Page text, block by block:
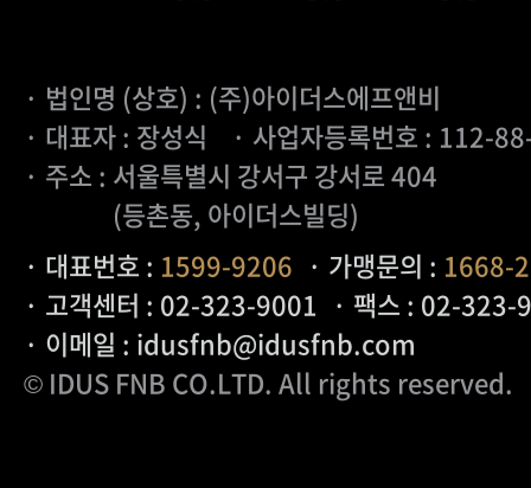
· 법인명 (상호) : (주)아이더스에프앤비
· 대표자 : 장성식
· 사업자등록번호 : 112-
· 주소 : 서울특별시 강서구 강서로 404
(등촌동, 아이더스빌딩)
· 대표번호 : 1599-9206 · 가맹문의 : 1668-
· 고객센터 : 02-323-9001 · 팩스 : 02-323-
· 이메일 : idusfnb@idusfnb.com
© IDUS FNB CO.LTD. All rights reserved.